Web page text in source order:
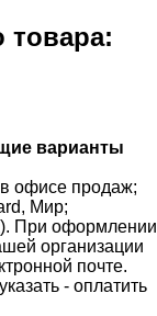
товара:
варианты
офисе продаж;
Мир;
При оформлении
организации
почте.
- оплатить